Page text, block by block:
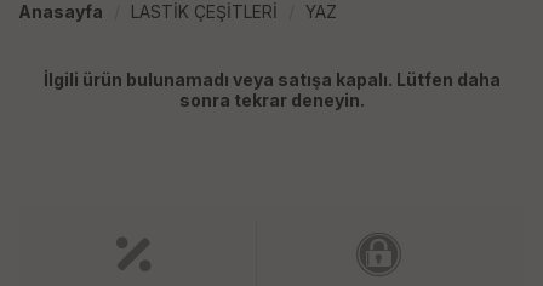
Anasayfa LASTİK ÇEŞİTLERİ YAZ
İlgili ürün bulunamadı veya satışa kapalı. Lütfen daha
sonra tekrar deneyin.